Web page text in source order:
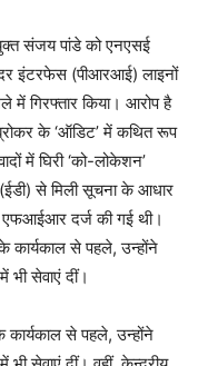
संजय पांडे को एनएसई
दर इंटरफेस (पीआरआई) लाइनों
में गिरफ्तार किया। आरोप है
के ‘ऑडिट’ में कथित रूप
में घिरी ‘को-लोकेशन’
से मिली सूचना के आधार
दर्ज की गई थी।
से पहले, उन्होंने
भी सेवाएं दीं।
से पहले, उन्होंने